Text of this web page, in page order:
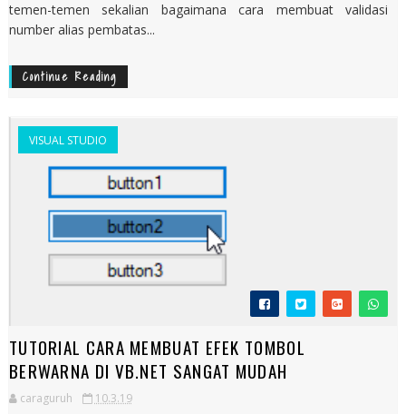
temen-temen sekalian bagaimana cara membuat validasi
number alias pembatas...
Continue Reading
VISUAL STUDIO
TUTORIAL CARA MEMBUAT EFEK TOMBOL
BERWARNA DI VB.NET SANGAT MUDAH
caraguruh 10.3.19